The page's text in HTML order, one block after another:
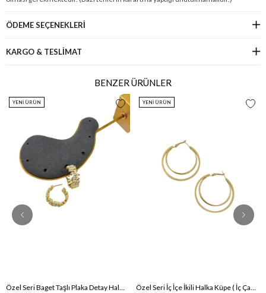
ÖDEME SEÇENEKLERI
KARGO & TESLİMAT
BENZER ÜRÜNLER
Özel Seri Baget Taşlı Plaka Detay Halka Küpe
YENI ÜRÜN
Özel Seri İç İçe İkili Halka Küpe ( İç Çap : 4.5 Cm )
YENI ÜRÜN